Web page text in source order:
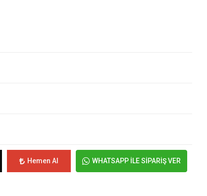
Hemen Al WHATSAPP İLE SİPARİŞ VER